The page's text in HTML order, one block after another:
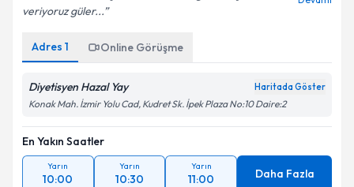
veriyoruz güler...
Adres 1 Online Görüşme
Diyetisyen Hazal Yay Haritada Göster
Konak Mah. İzmir Yolu Cad, Kudret Sk. İpek Plaza No:10 Daire:2
En Yakın Saatler
Yarın
10:00
Yarın
10:30
Yarın
11:00 Daha Fazla